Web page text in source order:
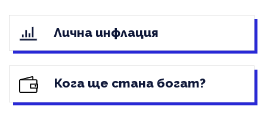
Лична инфлация
Кога ще стана богат?